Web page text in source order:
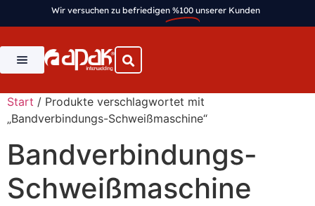
Wir versuchen zu befriedigen %100 unserer Kunden
Start / Produkte verschlagwortet mit
„Bandverbindungs-Schweißmaschine“
Bandverbindungs-
Schweißmaschine